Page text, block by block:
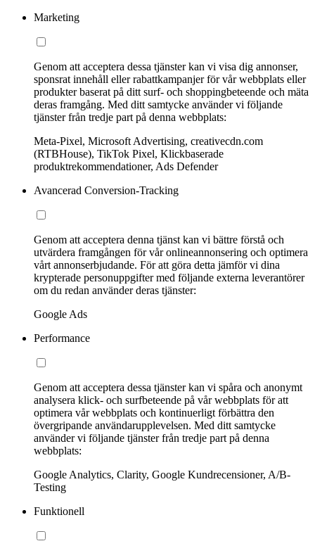
Marketing
Genom att acceptera dessa tjänster kan vi visa dig annonser,
sponsrat innehåll eller rabattkampanjer för vår webbplats eller
produkter baserat på ditt surf- och shoppingbeteende och mäta
deras framgång. Med ditt samtycke använder vi följande
tjänster från tredje part på denna webbplats:
Meta-Pixel, Microsoft Advertising, creativecdn.com
(RTBHouse), TikTok Pixel, Klickbaserade
produktrekommendationer, Ads Defender
Avancerad Conversion-Tracking
Genom att acceptera denna tjänst kan vi bättre förstå och
utvärdera framgången för vår onlineannonsering och optimera
vårt annonserbjudande. För att göra detta jämför vi dina
krypterade personuppgifter med följande externa leverantörer
om du redan använder deras tjänster:
Google Ads
Performance
Genom att acceptera dessa tjänster kan vi spåra och anonymt
analysera klick- och surfbeteende på vår webbplats för att
optimera vår webbplats och kontinuerligt förbättra den
övergripande användarupplevelsen. Med ditt samtycke
använder vi följande tjänster från tredje part på denna
webbplats:
Google Analytics, Clarity, Google Kundrecensioner, A/B-
Testing
Funktionell